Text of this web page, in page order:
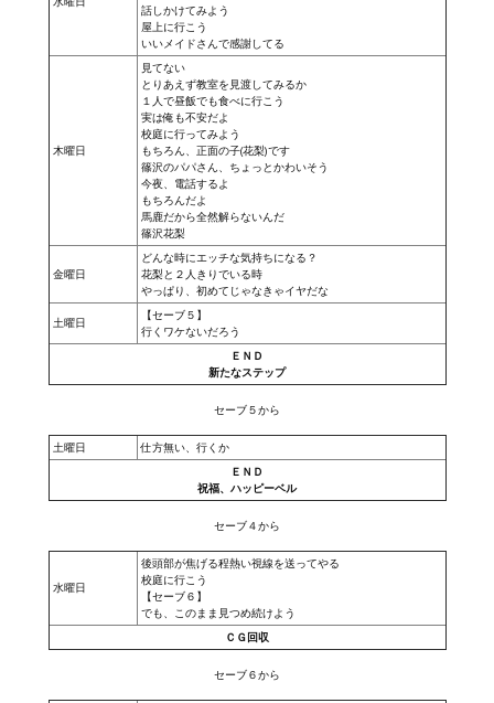
ЦИФРОВЫЕ КОМИКСЫ
USA comics
WALKTHROUGH VN
PC 18+
PSP VN
話しかけてみよう
屋上に行こう
いいメイドさんで感謝してる
木曜日
見てない
とりあえず教室を見渡してみるか
１人で昼飯でも食べに行こう
実は俺も不安だよ
校庭に行ってみよう
もちろん、正面の子(花梨)です
篠沢のパパさん、ちょっとかわいそう
今夜、電話するよ
もちろんだよ
馬鹿だから全然解らないんだ
篠沢花梨
金曜日
どんな時にエッチな気持ちになる？
花梨と２人きりでいる時
やっぱり、初めてじゃなきゃイヤだな
土曜日
【セーブ５】
行くワケないだろう
ＥＮＤ
新たなステップ
セーブ５から
土曜日
仕方無い、行くか
ＥＮＤ
祝福、ハッピーベル
セーブ４から
水曜日
後頭部が焦げる程熱い視線を送ってやる
校庭に行こう
【セーブ６】
でも、このまま見つめ続けよう
ＣＧ回収
セーブ６から